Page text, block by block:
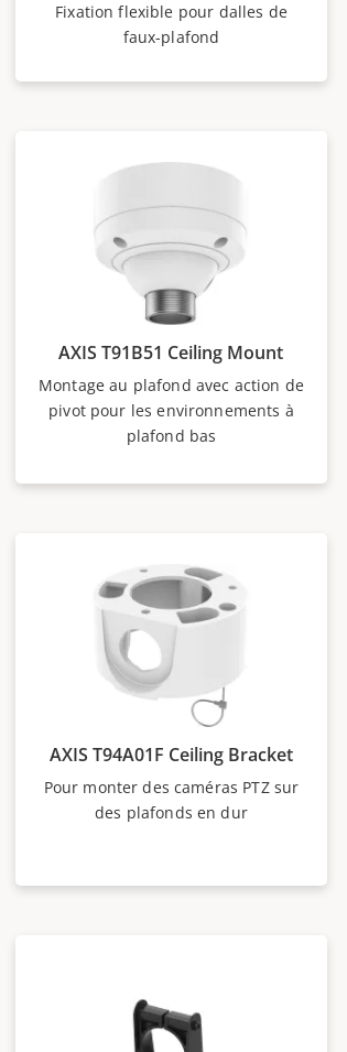
Fixation flexible pour dalles de
faux-plafond
AXIS T91B51 Ceiling Mount
Montage au plafond avec action de
pivot pour les environnements à
plafond bas
AXIS T94A01F Ceiling Bracket
Pour monter des caméras PTZ sur
des plafonds en dur